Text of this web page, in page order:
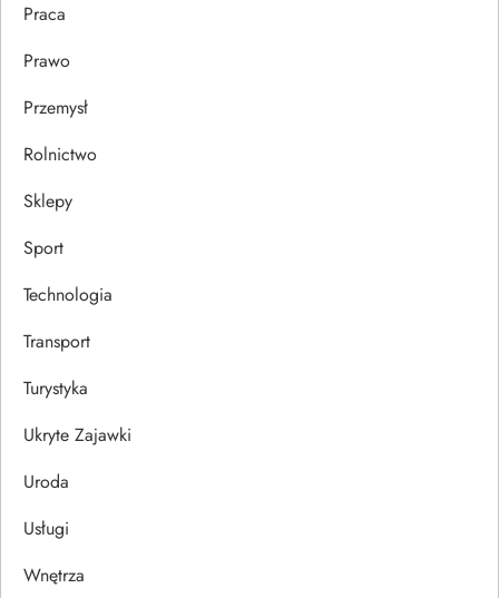
Praca
Prawo
Przemysł
Rolnictwo
Sklepy
Sport
Technologia
Transport
Turystyka
Ukryte Zajawki
Uroda
Usługi
Wnętrza